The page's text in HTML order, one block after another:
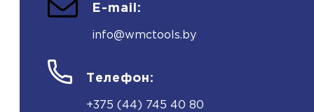
E-mail:
info@wmctools.by
Телефон:
+375 (44) 745 40 80